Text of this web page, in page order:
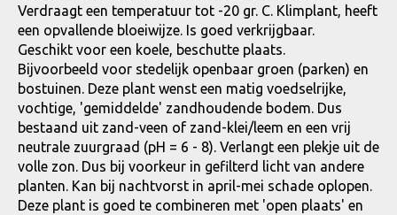
Verdraagt een temperatuur tot -20 gr. C. Klimplant, heeft
een opvallende bloeiwijze. Is goed verkrijgbaar.
Geschikt voor een koele, beschutte plaats.
Bijvoorbeeld voor stedelijk openbaar groen (parken) en
bostuinen. Deze plant wenst een matig voedselrijke,
vochtige, 'gemiddelde' zandhoudende bodem. Dus
bestaand uit zand-veen of zand-klei/leem en een vrij
neutrale zuurgraad (pH = 6 - 8). Verlangt een plekje uit de
volle zon. Dus bij voorkeur in gefilterd licht van andere
planten. Kan bij nachtvorst in april-mei schade oplopen.
Deze plant is goed te combineren met 'open plaats' en